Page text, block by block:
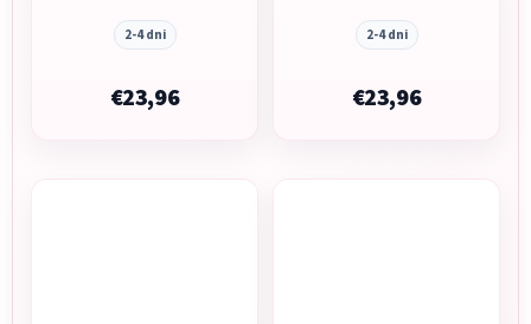
2-4 dni
€23,96
2-4 dni
€23,96